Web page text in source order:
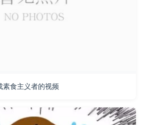
素食主义者的视频